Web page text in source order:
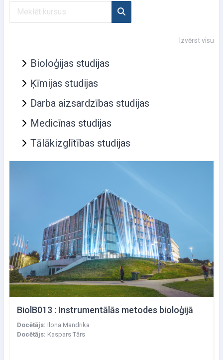
Meklēt kursus
Izvērst visu
Bioloģijas studijas
Ķīmijas studijas
Darba aizsardzības studijas
Medicīnas studijas
Tālākizglītības studijas
BiolB013 : Instrumentālās metodes bioloģijā
Docētājs: Ilona Mandrika
Docētājs: Kaspars Tārs